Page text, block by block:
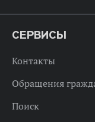
СЕРВИСЫ
Контакты
Обращения
Поиск